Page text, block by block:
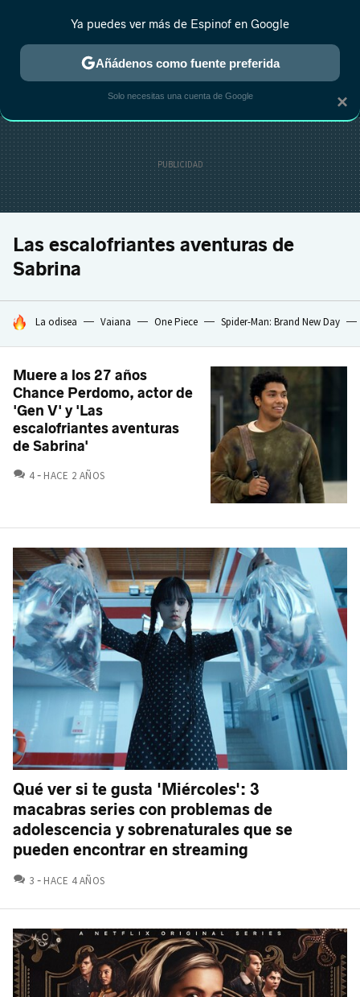
MENÚ NUEVO
ESTRENOS REALITY ANIME RANKINGS CINE
Las escalofriantes aventuras de
Sabrina
HOY SE HABLA DE
La odisea Vaiana One Piece Spider-Man: Brand New Day
Muere a los 27 años
Chance Perdomo, actor de
'Gen V' y 'Las
escalofriantes aventuras
de Sabrina'
4 COMENTARIOS
HACE 2 AÑOS
Qué ver si te gusta 'Miércoles': 3
macabras series con problemas de
adolescencia y sobrenaturales que se
pueden encontrar en streaming
3 COMENTARIOS
HACE 4 AÑOS
×
Ya puedes ver más de Espinof en Google
Añádenos como fuente preferida
Solo necesitas una cuenta de Google